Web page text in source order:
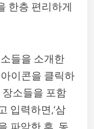
한층 편리하게
들을 소개한
이콘을 클릭하
장소들을 포함
입력하면,’삼
파악한 후, 동